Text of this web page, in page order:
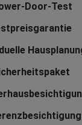
Door-Test